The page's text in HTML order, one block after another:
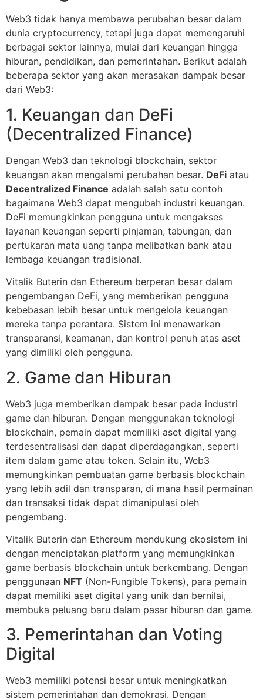
Web3 tidak hanya membawa perubahan besar dalam
dunia cryptocurrency, tetapi juga dapat memengaruhi
berbagai sektor lainnya, mulai dari keuangan hingga
hiburan, pendidikan, dan pemerintahan. Berikut adalah
beberapa sektor yang akan merasakan dampak besar
dari Web3:
1. Keuangan dan DeFi
(Decentralized Finance)
Dengan Web3 dan teknologi blockchain, sektor
keuangan akan mengalami perubahan besar. DeFi atau
Decentralized Finance adalah salah satu contoh
bagaimana Web3 dapat mengubah industri keuangan.
DeFi memungkinkan pengguna untuk mengakses
layanan keuangan seperti pinjaman, tabungan, dan
pertukaran mata uang tanpa melibatkan bank atau
lembaga keuangan tradisional.
Vitalik Buterin dan Ethereum berperan besar dalam
pengembangan DeFi, yang memberikan pengguna
kebebasan lebih besar untuk mengelola keuangan
mereka tanpa perantara. Sistem ini menawarkan
transparansi, keamanan, dan kontrol penuh atas aset
yang dimiliki oleh pengguna.
2. Game dan Hiburan
Web3 juga memberikan dampak besar pada industri
game dan hiburan. Dengan menggunakan teknologi
blockchain, pemain dapat memiliki aset digital yang
terdesentralisasi dan dapat diperdagangkan, seperti
item dalam game atau token. Selain itu, Web3
memungkinkan pembuatan game berbasis blockchain
yang lebih adil dan transparan, di mana hasil permainan
dan transaksi tidak dapat dimanipulasi oleh
pengembang.
Vitalik Buterin dan Ethereum mendukung ekosistem ini
dengan menciptakan platform yang memungkinkan
game berbasis blockchain untuk berkembang. Dengan
penggunaan NFT (Non-Fungible Tokens), para pemain
dapat memiliki aset digital yang unik dan bernilai,
membuka peluang baru dalam pasar hiburan dan game.
3. Pemerintahan dan Voting
Digital
Web3 memiliki potensi besar untuk meningkatkan
sistem pemerintahan dan demokrasi. Dengan